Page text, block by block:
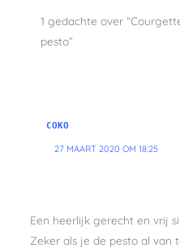
1 gedachte over
pesto”
COKO
27 MAART 2020 OM 18:25
Een heerlijk gerecht en vrij
Zeker als je de pesto al van